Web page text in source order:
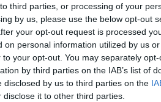
third parties, or processing of your
by us, please use the below opt-out
your opt-out request is processed
personal information utilized by us
your opt-out. You may separately
by third parties on the IAB’s list of
by us to third parties on the
it to other third parties.
31 17:29
Kom ihåg mig
Glömt ditt lösenord?
Få ny aktiveringslänk
Betapet är gratis!